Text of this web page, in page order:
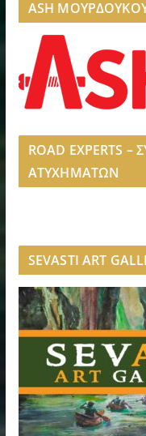
ASH
ROAD EXPERTS
ΑΤΥΧΗΜΑΤΩΝ
SEVASTI ART